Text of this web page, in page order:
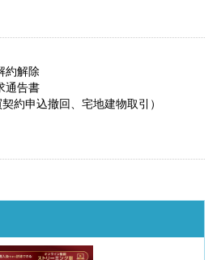
約解除
通告書
約申込撤回、宅地建物取引）